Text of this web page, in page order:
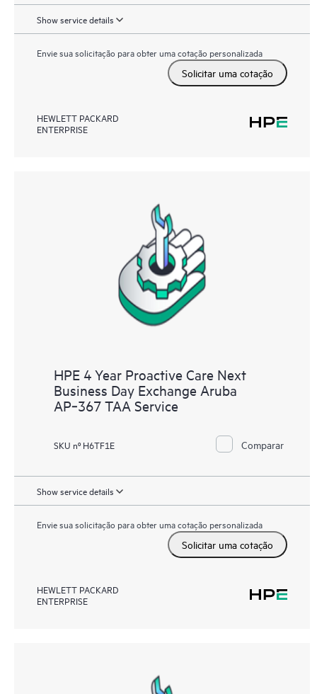
Show service details
Envie sua solicitação para obter uma cotação personalizada
Solicitar uma cotação
HEWLETT PACKARD
ENTERPRISE
HPE 4 Year Proactive Care Next
Business Day Exchange Aruba
AP‑367 TAA Service
SKU nº H6TF1E Comparar
Show service details
Envie sua solicitação para obter uma cotação personalizada
Solicitar uma cotação
HEWLETT PACKARD
ENTERPRISE